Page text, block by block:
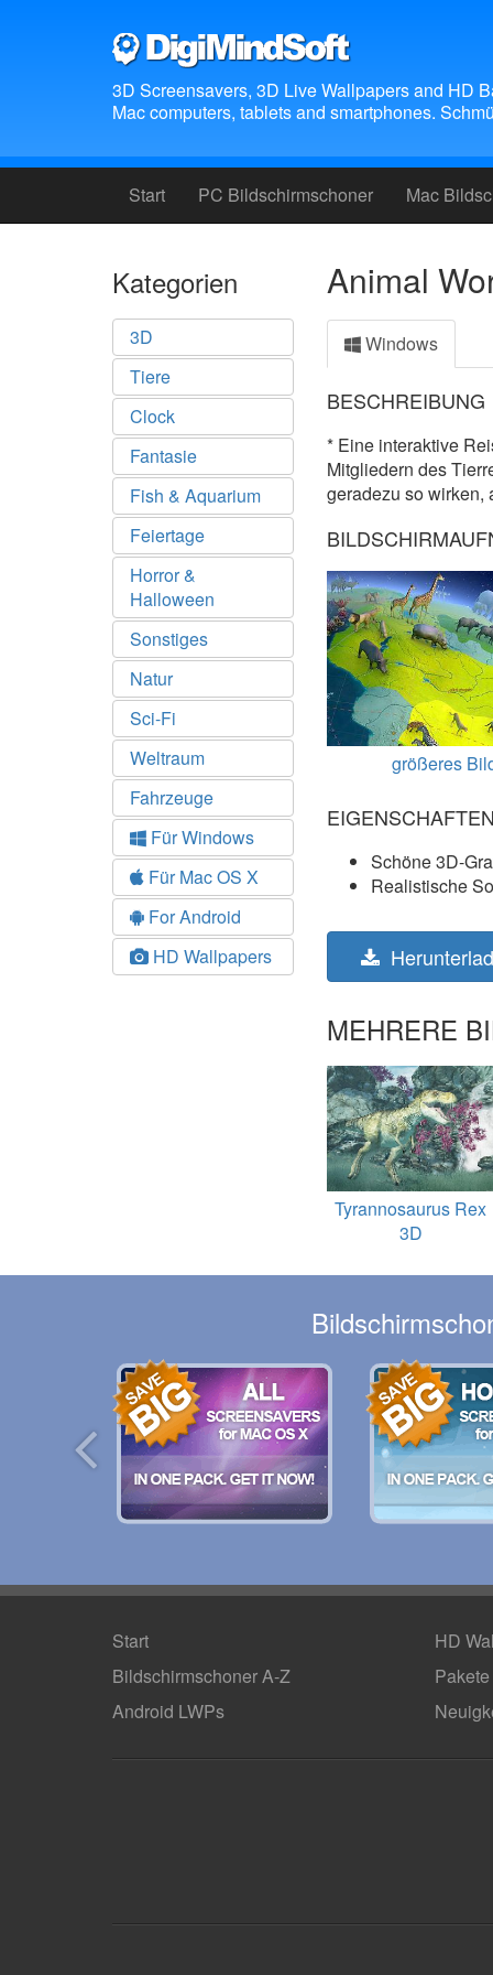
3D Screensavers, 3D Live Wallpapers and HD
Mac computers, tablets and smartphones.
Start PC Bildschirmschoner Mac
Kategorien
3D
Tiere
Clock
Fantasie
Fish & Aquarium
Feiertage
Horror &
Halloween
Sonstiges
Natur
Sci-Fi
Weltraum
Fahrzeuge
Für Windows
Für Mac OS X
For Android
HD Wallpapers
Animal
Windows
BESCHREIBUNG
* Eine interaktive
Mitgliedern des
geradezu so wirken,
größeres
EIGENSCHAFTEN
Schöne 3D-
Realistische
MEHRERE
Tyrannosaurus Rex
3D
Start
Bildschirmschoner A-Z
Android LWPs
HD
Pakete